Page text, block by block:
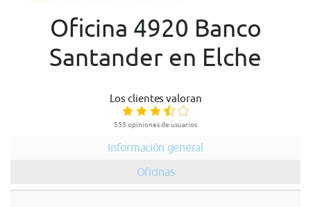
Oficina 4920 Banco
Santander en Elche
Los clientes valoran
555 opiniones de usuarios
Información general
Oficinas